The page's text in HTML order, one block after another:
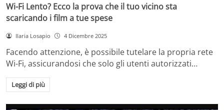
Wi-Fi Lento? Ecco la prova che il tuo vicino sta
scaricando i film a tue spese
Ilaria Losapio 4 Dicembre 2025
Facendo attenzione, è possibile tutelare la propria rete
Wi-Fi, assicurandosi che solo gli utenti autorizzati…
Leggi di più